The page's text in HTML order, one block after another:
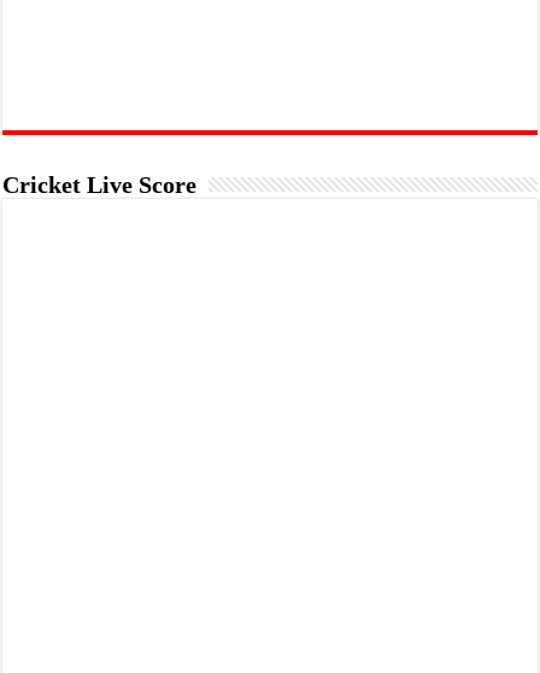
Cricket Live Score